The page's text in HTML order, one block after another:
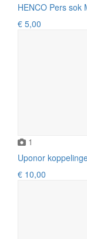
HENCO Pers sok
€ 5,00
1
Uponor
€ 10,00